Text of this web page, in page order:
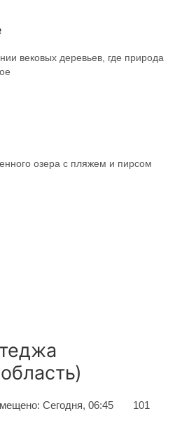
вековых деревьев, где природа
озера с пляжем и пирсом
Сегодня, 06:45 101